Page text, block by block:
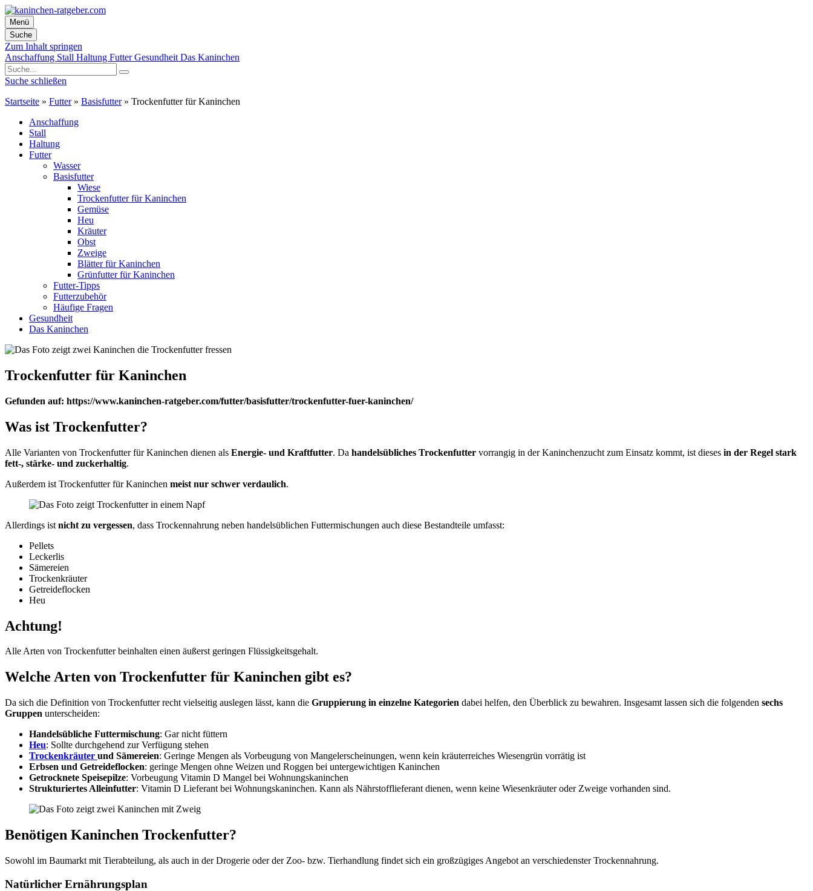
Menü
Suche
Zum Inhalt springen
Anschaffung Stall Haltung FutterGesundheit Das Kaninchen
Suche schließen
Startseite » Futter» Basisfutter» Trockenfutter für Kaninchen
Anschaffung
Stall
Haltung
Futter
Wasser
Basisfutter
Wiese
Trockenfutter für Kaninchen
Gemüse
Heu
Kräuter
Obst
Zweige
Blätter für Kaninchen
Grünfutter für Kaninchen
Futter-Tipps
Futterzubehör
Häufige Fragen
Gesundheit
Das Kaninchen
Trockenfutter für Kaninchen
Gefunden auf: https://www.kaninchen-ratgeber.com/futter/basisfutter/trockenfutter-fuer-kaninchen/
Was ist Trockenfutter?
Alle Varianten von Trockenfutter für Kaninchen dienen als Energie- und Kraftfutter. Da handelsübliches Trockenfutter vorrangig in der Kaninchenzucht zum Einsatz kommt, ist dieses in der Regel stark
fett-, stärke- und zuckerhaltig.
Außerdem ist Trockenfutter für Kaninchen meist nur schwer verdaulich.
Allerdings ist nicht zu vergessen, dass Trockennahrung neben handelsüblichen Futtermischungen auch diese Bestandteile umfasst:
Pellets
Leckerlis
Sämereien
Trockenkräuter
Getreideflocken
Heu
Achtung!
Alle Arten von Trockenfutter beinhalten einen äußerst geringen Flüssigkeitsgehalt.
Welche Arten von Trockenfutter für Kaninchen gibt es?
Da sich die Definition von Trockenfutter recht vielseitig auslegen lässt, kann die Gruppierung in einzelne Kategorien dabei helfen, den Überblick zu bewahren. Insgesamt lassen sich die folgenden sechs
Gruppen unterscheiden:
Handelsübliche Futtermischung: Gar nicht füttern
Heu: Sollte durchgehend zur Verfügung stehen
Trockenkräuter und Sämereien: Geringe Mengen als Vorbeugung von Mangelerscheinungen, wenn kein kräuterreiches Wiesengrün vorrätig ist
Erbsen und Getreideflocken: geringe Mengen ohne Weizen und Roggen bei untergewichtigen Kaninchen
Getrocknete Speisepilze: Vorbeugung Vitamin D Mangel bei Wohnungskaninchen
Strukturiertes Alleinfutter: Vitamin D Lieferant bei Wohnungskaninchen. Kann als Nährstofflieferant dienen, wenn keine Wiesenkräuter oder Zweige vorhanden sind.
Benötigen Kaninchen Trockenfutter?
Sowohl im Baumarkt mit Tierabteilung, als auch in der Drogerie oder der Zoo- bzw. Tierhandlung findet sich ein großzügiges Angebot an verschiedenster Trockennahrung.
Natürlicher Ernährungsplan